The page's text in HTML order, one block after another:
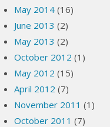
May 2014 (16)
June 2013 (2)
May 2013 (2)
October 2012 (1)
May 2012 (15)
April 2012 (7)
November 2011 (1)
October 2011 (7)